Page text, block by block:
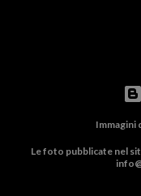
Immagini
Le foto pubblicate nel